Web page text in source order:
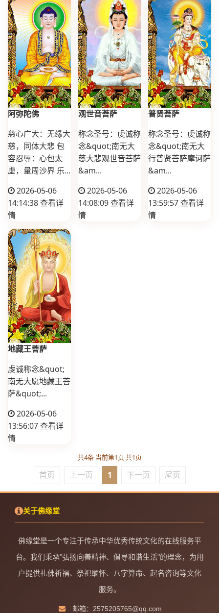
阿弥陀佛
慈心广大：无缘大
慈，同体大悲 包
容忍辱：心包太
虚，量周沙界 乐...
2026-05-06
14:14:38查看详
情
观世音菩萨
称念圣号：虔诚称
念&quot;南无大
慈大悲观世音菩萨
&am...
2026-05-06
14:08:09查看详
情
普贤菩萨
称念圣号：虔诚称
念&quot;南无大
行普贤菩萨摩诃萨
&am...
2026-05-06
13:59:57查看详
情
地藏王菩萨
虔诚称念&quot;
南无大愿地藏王菩
萨&quot;...
2026-05-06
13:56:07查看详
情
共4条 当前第1页 共1页
首页 上一页 1 下一页 尾页
关于佛缘堂
佛缘堂是一个专注于传承中华优秀传统文化的在线服务平
台。我们秉承"弘扬向善精神、倡导和谐生活"的理念，为用
户提供礼佛祈福、祭祀缅怀、八字算命、起名咨询等文化
服务。
邮箱：2575205765@qq.com